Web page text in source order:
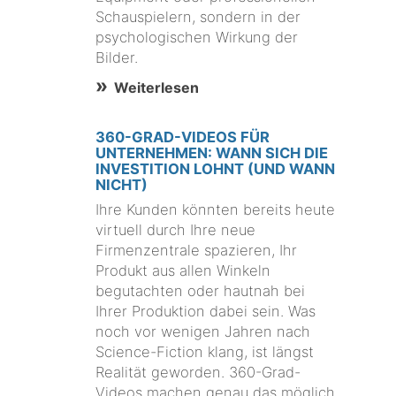
Schauspielern, sondern in der
psychologischen Wirkung der
Bilder.
Weiterlesen
360-GRAD-VIDEOS FÜR
UNTERNEHMEN: WANN SICH DIE
INVESTITION LOHNT (UND WANN
NICHT)
Ihre Kunden könnten bereits heute
virtuell durch Ihre neue
Firmenzentrale spazieren, Ihr
Produkt aus allen Winkeln
begutachten oder hautnah bei
Ihrer Produktion dabei sein. Was
noch vor wenigen Jahren nach
Science-Fiction klang, ist längst
Realität geworden. 360-Grad-